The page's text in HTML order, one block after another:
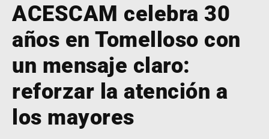
ACESCAM celebra 30
años en Tomelloso con
un mensaje claro:
reforzar la atención a
los mayores